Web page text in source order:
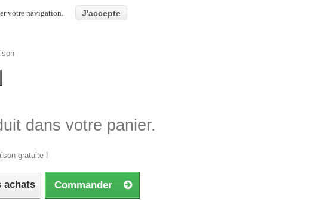
dans votre panier.
gratuite !
achats Commander
votre navigation. J'accepte